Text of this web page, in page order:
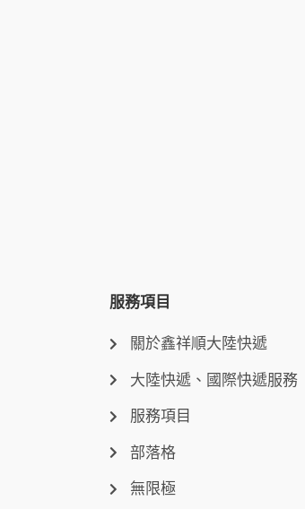
服務項目
關於鑫祥順大陸快遞
大陸快遞、國際快遞服務
服務項目
部落格
無限極